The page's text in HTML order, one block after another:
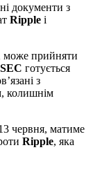
документи з
Ripple і
може прийняти
SEC готується
з
колишнім
червня, матиме
Ripple, яка